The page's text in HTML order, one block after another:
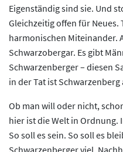
Eigenständig sind sie. Und
Gleichzeitig offen für
harmonischen Miteinander.
Schwarzobergar. Es gibt
Schwarzenberger – diesen
in der Tat ist Schwarzenberg
Ob man will oder nicht,
hier ist die Welt in Ordnung.
So soll es sein. So soll es
Schwarzenberger viel.